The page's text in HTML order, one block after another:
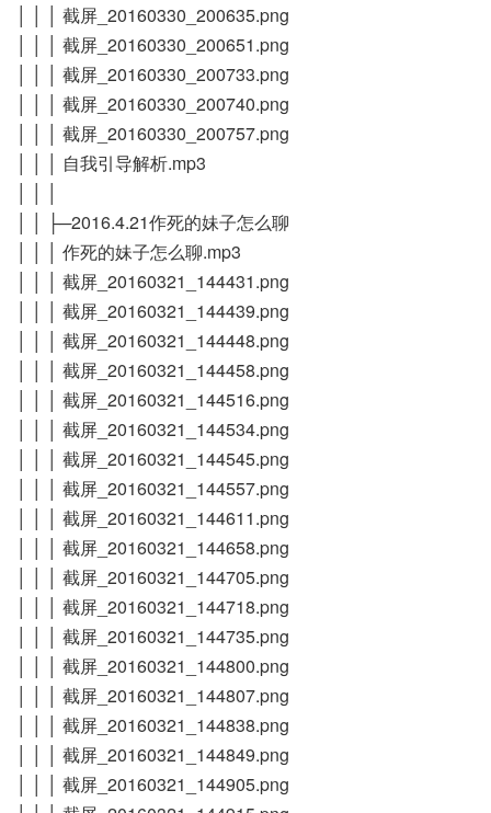
│ │ │ 截屏_20160330_200635.png
│ │ │ 截屏_20160330_200651.png
│ │ │ 截屏_20160330_200733.png
│ │ │ 截屏_20160330_200740.png
│ │ │ 截屏_20160330_200757.png
│ │ │ 自我引导解析.mp3
│ │ ├─2016.4.21作死的妹子怎么聊
│ │ │ 作死的妹子怎么聊.mp3
│ │ │ 截屏_20160321_144431.png
│ │ │ 截屏_20160321_144439.png
│ │ │ 截屏_20160321_144448.png
│ │ │ 截屏_20160321_144458.png
│ │ │ 截屏_20160321_144516.png
│ │ │ 截屏_20160321_144534.png
│ │ │ 截屏_20160321_144545.png
│ │ │ 截屏_20160321_144557.png
│ │ │ 截屏_20160321_144611.png
│ │ │ 截屏_20160321_144658.png
│ │ │ 截屏_20160321_144705.png
│ │ │ 截屏_20160321_144718.png
│ │ │ 截屏_20160321_144735.png
│ │ │ 截屏_20160321_144800.png
│ │ │ 截屏_20160321_144807.png
│ │ │ 截屏_20160321_144838.png
│ │ │ 截屏_20160321_144849.png
│ │ │ 截屏_20160321_144905.png